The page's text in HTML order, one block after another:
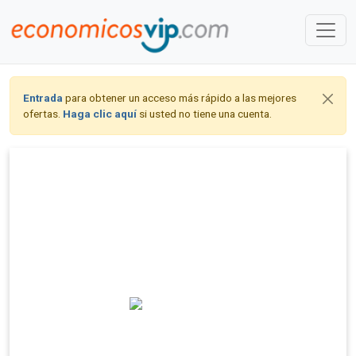
Entrada para obtener un acceso más rápido a las mejores
ofertas. Haga clic aquí si usted no tiene una cuenta.